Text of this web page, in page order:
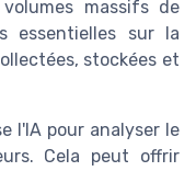
massifs de
essentielles sur la
stockées et
l'IA pour analyser le
Cela peut offrir